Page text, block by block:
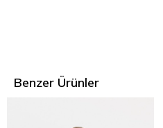
Benzer Ürünler